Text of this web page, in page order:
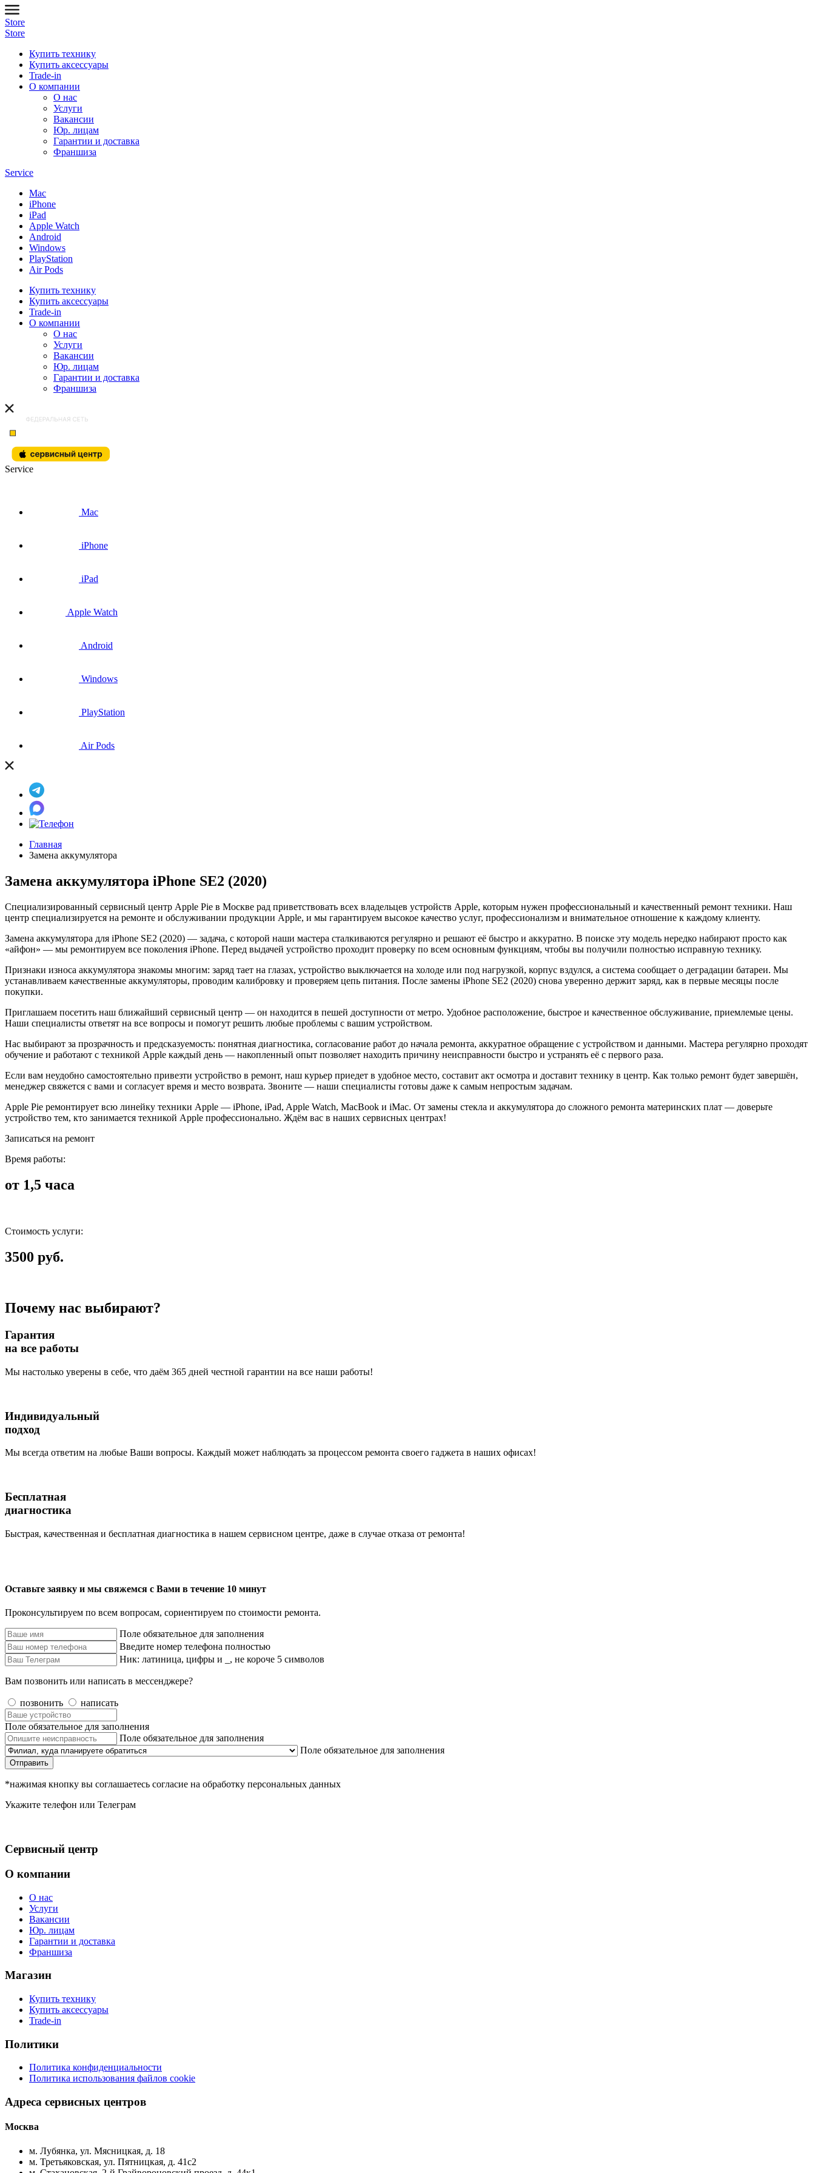
Store
Store
Купить технику
Купить аксессуары
Trade-in
О компании
О нас
Услуги
Вакансии
Юр. лицам
Гарантии и доставка
Франшиза
Service
Mac
iPhone
iPad
Apple Watch
Android
Windows
PlayStation
Air Pods
Купить технику
Купить аксессуары
Trade-in
О компании
О нас
Услуги
Вакансии
Юр. лицам
Гарантии и доставка
Франшиза
Service
Mac
iPhone
iPad
Apple Watch
Android
Windows
PlayStation
Air Pods
Главная
Замена аккумулятора
Замена аккумулятора iPhone SE2 (2020)
Специализированный сервисный центр Apple Pie в Москве рад приветствовать всех владельцев устройств Apple, которым нужен профессиональный и качественный ремонт техники. Наш
центр специализируется на ремонте и обслуживании продукции Apple, и мы гарантируем высокое качество услуг, профессионализм и внимательное отношение к каждому клиенту.
Замена аккумулятора для iPhone SE2 (2020) — задача, с которой наши мастера сталкиваются регулярно и решают её быстро и аккуратно. В поиске эту модель нередко набирают просто как
«айфон» — мы ремонтируем все поколения iPhone. Перед выдачей устройство проходит проверку по всем основным функциям, чтобы вы получили полностью исправную технику.
Признаки износа аккумулятора знакомы многим: заряд тает на глазах, устройство выключается на холоде или под нагрузкой, корпус вздулся, а система сообщает о деградации батареи. Мы
устанавливаем качественные аккумуляторы, проводим калибровку и проверяем цепь питания. После замены iPhone SE2 (2020) снова уверенно держит заряд, как в первые месяцы после
покупки.
Приглашаем посетить наш ближайший сервисный центр — он находится в пешей доступности от метро. Удобное расположение, быстрое и качественное обслуживание, приемлемые цены.
Наши специалисты ответят на все вопросы и помогут решить любые проблемы с вашим устройством.
Нас выбирают за прозрачность и предсказуемость: понятная диагностика, согласование работ до начала ремонта, аккуратное обращение с устройством и данными. Мастера регулярно проходят
обучение и работают с техникой Apple каждый день — накопленный опыт позволяет находить причину неисправности быстро и устранять её с первого раза.
Если вам неудобно самостоятельно привезти устройство в ремонт, наш курьер приедет в удобное место, составит акт осмотра и доставит технику в центр. Как только ремонт будет завершён,
менеджер свяжется с вами и согласует время и место возврата. Звоните — наши специалисты готовы даже к самым непростым задачам.
Apple Pie ремонтирует всю линейку техники Apple — iPhone, iPad, Apple Watch, MacBook и iMac. От замены стекла и аккумулятора до сложного ремонта материнских плат — доверьте
устройство тем, кто занимается техникой Apple профессионально. Ждём вас в наших сервисных центрах!
Записаться на ремонт
Время работы:
от 1,5 часа
Стоимость услуги:
3500 руб.
Почему нас выбирают?
Гарантия
на все работы
Мы настолько уверены в себе, что даём 365 дней честной гарантии на все наши работы!
Индивидуальный
подход
Мы всегда ответим на любые Ваши вопросы. Каждый может наблюдать за процессом ремонта своего гаджета в наших офисах!
Бесплатная
диагностика
Быстрая, качественная и бесплатная диагностика в нашем сервисном центре, даже в случае отказа от ремонта!
Оставьте заявку и мы свяжемся с Вами в течение 10 минут
Проконсультируем по всем вопросам, сориентируем по стоимости ремонта.
Поле обязательное для заполнения
Введите номер телефона полностью
Ник: латиница, цифры и _, не короче 5 символов
Вам позвонить или написать в мессенджере?
позвонить написать
Поле обязательное для заполнения
Поле обязательное для заполнения
Поле обязательное для заполнения
Отправить
*нажимая кнопку вы соглашаетесь согласие на обработку персональных данных
Укажите телефон или Телеграм
Сервисный центр
О компании
О нас
Услуги
Вакансии
Юр. лицам
Гарантии и доставка
Франшиза
Магазин
Купить технику
Купить аксессуары
Trade-in
Политики
Политика конфиденциальности
Политика использования файлов cookie
Адреса сервисных центров
Москва
м. Лубянка, ул. Мясницкая, д. 18
м. Третьяковская, ул. Пятницкая, д. 41с2